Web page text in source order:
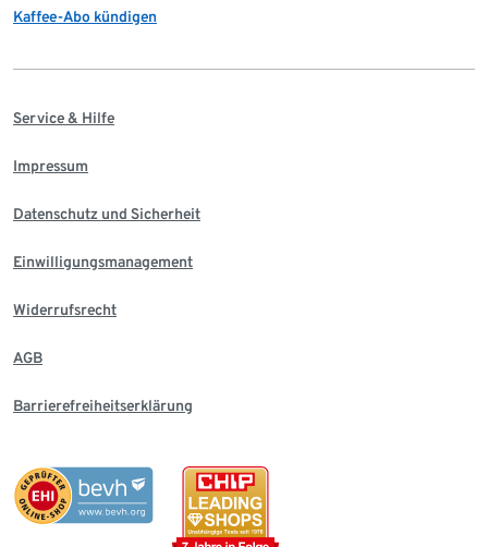
Kaffee-Abo kündigen
Service & Hilfe
Impressum
Datenschutz und Sicherheit
Einwilligungsmanagement
Widerrufsrecht
AGB
Barrierefreiheitserklärung